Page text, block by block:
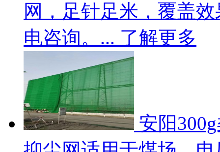
网，足针足米，覆盖
电咨询。... 了解更多
安阳